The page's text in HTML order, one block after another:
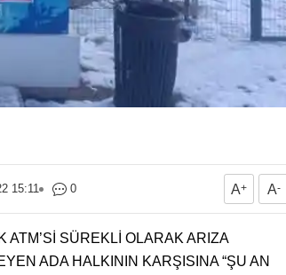
15:11 0 A+ A-
ATM’Sİ SÜREKLİ OLARAK ARIZA
ADA HALKININ KARŞISINA “ŞU AN